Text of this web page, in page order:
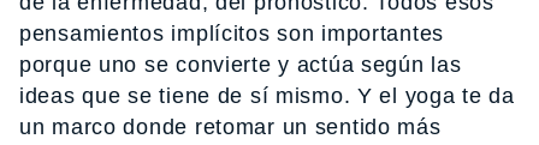
pensamientos implícitos son importantes
porque uno se convierte y actúa según las
ideas que se tiene de sí mismo. Y el yoga te da
un marco donde retomar un sentido más